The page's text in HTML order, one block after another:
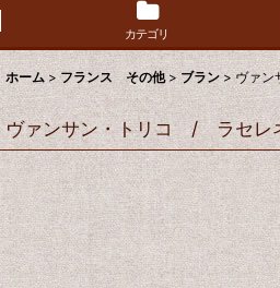
カテゴリ
ホーム > フランス その他 > ブラン > ヴァ
ヴァンサン・トリコ / ラセ